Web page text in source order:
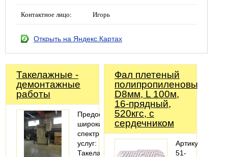
Контактное лицо: Игорь
Открыть на Яндекс.Картах
Такелажные -
демонтажные
работы
Предоставляем
широкий
спектр
услуг:
Такелажные
Фал плетеный
полипропиленовый,
D8мм, L 100м,
16-прядный,
520кгс, с
сердечником
Артикул:
51-